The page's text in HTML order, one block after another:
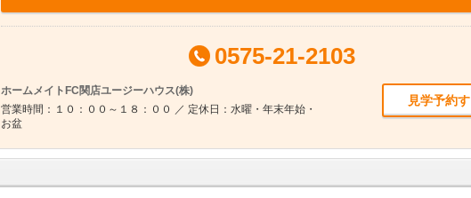
0575-21-2103
ホームメイトFC関店ユージーハウス(株)
営業時間：１０：００～１８：００ ／ 定休日：水曜・年末年始・
お盆
見学予約